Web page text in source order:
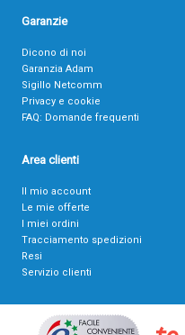
Garanzie
Dicono di noi
Garanzia Adam
Sigillo Netcomm
Privacy e cookie
FAQ: Domande frequenti
Area clienti
Il mio account
Le mie offerte
I miei ordini
Tracciamento spedizioni
Resi
Servizio clienti